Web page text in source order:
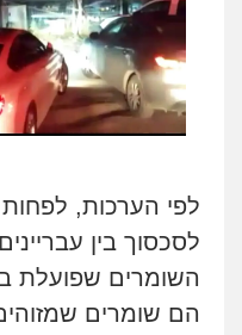
לפי הערכות,
לסכסוך בין
השומרים שפועלת
הם שומרים